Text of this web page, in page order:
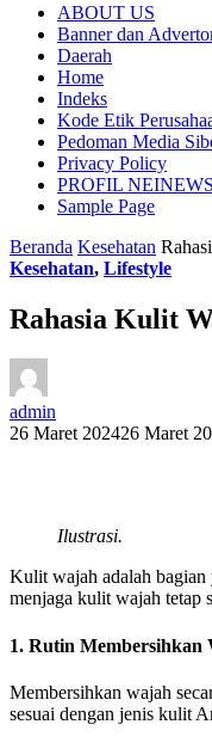
ABOUT US
Banner dan
Daerah
Home
Indeks
Kode Etik
Pedoman Media
Privacy Policy
PROFIL
Sample Page
Beranda Kesehatan
Kesehatan, Lifestyle
Rahasia Kulit
admin
26 Maret 202426 Maret
Ilustrasi.
Kulit wajah adalah bagian
menjaga kulit wajah tetap
1. Rutin Membersihkan
Membersihkan wajah
sesuai dengan jenis kulit